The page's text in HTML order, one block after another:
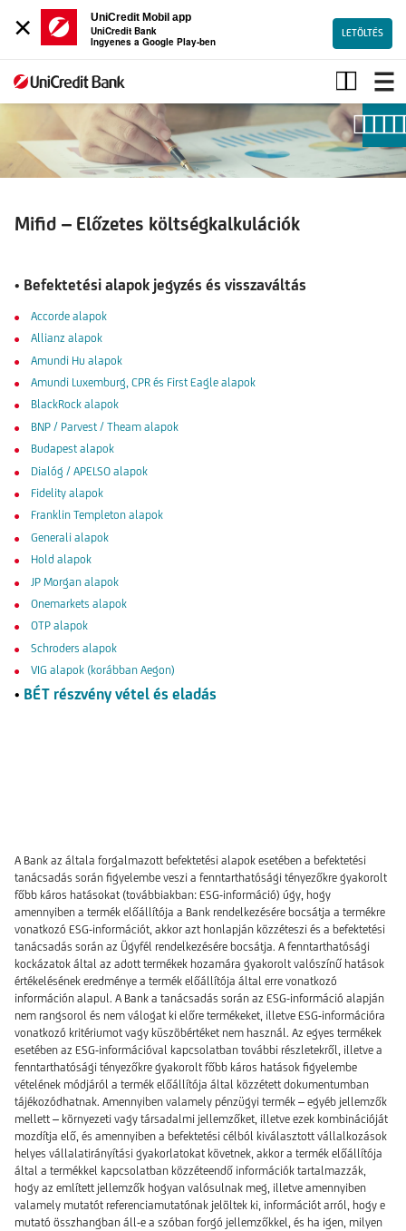
×
UniCredit Mobil app
UniCredit Bank
Ingyenes a Google Play-ben
LETÖLTÉS
Mifid–
Előzetes
költségkalkulációk
Mifid – Előzetes költségkalkulációk
• Befektetési alapok jegyzés és visszaváltás
Accorde alapok
Allianz alapok
Amundi Hu alapok
Amundi Luxemburg, CPR és First Eagle alapok
BlackRock alapok
BNP / Parvest / Theam alapok
Budapest alapok
Dialóg / APELSO alapok
Fidelity alapok
Franklin Templeton alapok
Generali alapok
Hold alapok
JP Morgan alapok
Onemarkets alapok
OTP alapok
Schroders alapok
VIG alapok (korábban Aegon)
• BÉT részvény vétel és eladás
A Bank az általa forgalmazott befektetési alapok esetében a befektetési
tanácsadás során figyelembe veszi a fenntarthatósági tényezőkre gyakorolt
főbb káros hatásokat (továbbiakban: ESG-információ) úgy, hogy
amennyiben a termék előállítója a Bank rendelkezésére bocsátja a termékre
vonatkozó ESG-információt, akkor azt honlapján közzéteszi és a befektetési
tanácsadás során az Ügyfél rendelkezésére bocsátja. A fenntarthatósági
kockázatok által az adott termékek hozamára gyakorolt valószínű hatások
értékelésének eredménye a termék előállítója által erre vonatkozó
információn alapul. A Bank a tanácsadás során az ESG-információ alapján
nem rangsorol és nem válogat ki előre termékeket, illetve ESG-információra
vonatkozó kritériumot vagy küszöbértéket nem használ. Az egyes termékek
esetében az ESG-információval kapcsolatban további részletekről, illetve a
fenntarthatósági tényezőkre gyakorolt főbb káros hatások figyelembe
vételének módjáról a termék előállítója által közzétett dokumentumban
tájékozódhatnak. Amennyiben valamely pénzügyi termék – egyéb jellemzők
mellett – környezeti vagy társadalmi jellemzőket, illetve ezek kombinációját
mozdítja elő, és amennyiben a befektetési célból kiválasztott vállalkozások
helyes vállalatirányítási gyakorlatokat követnek, akkor a termék előállítója
által a termékkel kapcsolatban közzéteendő információk tartalmazzák,
hogy az említett jellemzők hogyan valósulnak meg, illetve amennyiben
valamely mutatót referenciamutatónak jelöltek ki, információt arról, hogy e
mutató összhangban áll-e a szóban forgó jellemzőkkel, és ha igen, milyen